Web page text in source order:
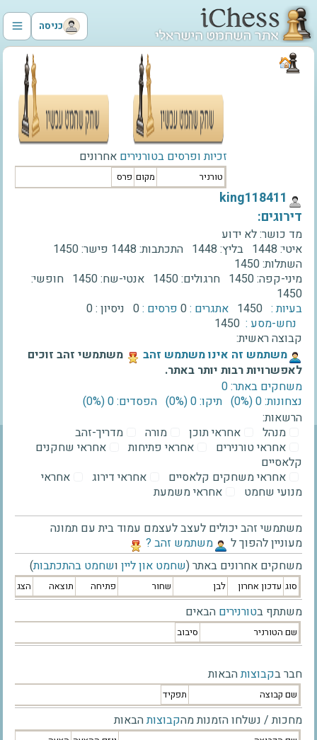
כניסה
זכיות ופרסים בטורנירים אחרונים
טורניר מקום פרס
‫king118411‬
דירוגים:
מד כושר:לא ידוע
איטי: 1448 בליץ: 1448 התכתבות: 1448 פישר:1450
השתלות:1450
מיני-קפה:1450 חרגולים:1450 אנטי-שח:1450 חופשי:
1450
בעיות : 1450 אתגרים :0 פרסים :0 ניסיון :0
נחש-מסע : 1450
קבוצה ראשית:
‫משתמש זה אינו משתמש זהב‬
משתמשי זהב זוכים
לאפשרויות רבות יותר באתר.
משחקים באתר: 0
נצחונות: 0 ‫(0%)‬
תיקו: 0 ‫(0%)‬
הפסדים: 0 ‫(0%)‬
הרשאות:
מנהל
אחראי תוכן מורה
מדריך-זהב
אחראי טורנירים
אחראי פתיחות
אחראי שחקנים
קלאסיים
אחראי משחקים קלאסיים
אחראי דירוג
אחראי
מנועי שחמט
אחראי משמעת
משתמשי זהב יכולים לעצב לעצמם עמוד בית עם תמונה
מעוניין להפוך ל
‫משתמש זהב ?‬
משחקים אחרונים באתר (שחמט און ליין ושחמט בהתכתבות)
סוג עדכון אחרון לבן שחור פתיחה תוצאה הצג
משתתף בטורנירים הבאים
שם הטורניר סיבוב
חבר בקבוצותהבאות
שם קבוצה תפקיד
מחכות / נשלחו הזמנות מהקבוצותהבאות